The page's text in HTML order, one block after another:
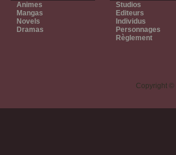
Animes
Mangas
Novels
Dramas
Studios
Editeurs
Individus
Personnages
Règlement
Copyright ©